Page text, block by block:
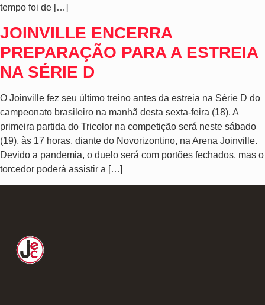
tempo foi de […]
JOINVILLE ENCERRA
PREPARAÇÃO PARA A ESTREIA
NA SÉRIE D
O Joinville fez seu último treino antes da estreia na Série D do
campeonato brasileiro na manhã desta sexta-feira (18). A
primeira partida do Tricolor na competição será neste sábado
(19), às 17 horas, diante do Novorizontino, na Arena Joinville.
Devido a pandemia, o duelo será com portões fechados, mas o
torcedor poderá assistir a […]